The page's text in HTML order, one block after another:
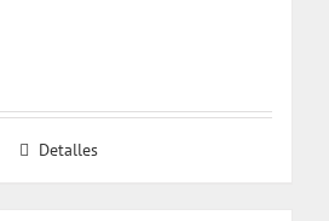
Detalles